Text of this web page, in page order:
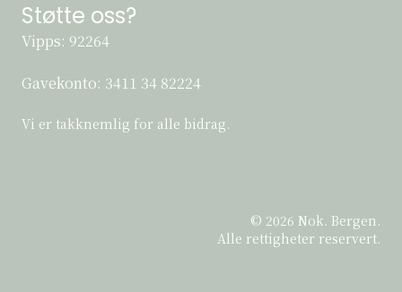
Støtte oss?
Vipps: 92264
Gavekonto: 3411 34 82224
Vi er takknemlig for alle bidrag.
© 2026 Nok. Bergen.
Alle rettigheter reservert.